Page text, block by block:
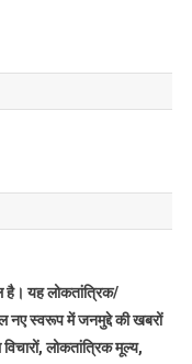
है। यह लोकतांत्रिक/
नए स्वरूप में जनमुद्दे की खबरों
लोकतांत्रिक मूल्य,